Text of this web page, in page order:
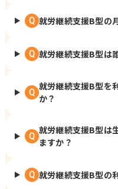
Q 就労継続支援B型の
Q 就労継続支援B型は
Q
就労継続支援B型を
か？
Q
就労継続支援B型は
ますか？
Q 就労継続支援B型の